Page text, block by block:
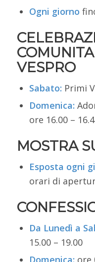
Ogni giorno
VESPRO
Sabato: Primi
Domenica:
ore 16.00 –
MOSTRA
Esposta ogni
orari di
Da Lunedì a
15.00 – 19.00